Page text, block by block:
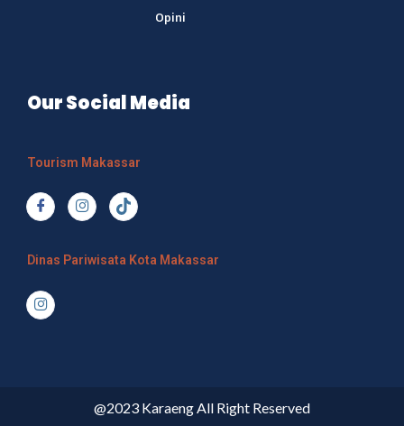
Opini
Our Social Media
Tourism Makassar
Dinas Pariwisata Kota Makassar
@2023 Karaeng All Right Reserved